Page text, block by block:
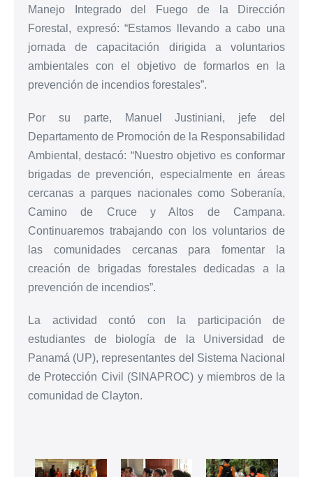
Manejo Integrado del Fuego de la Dirección
Forestal, expresó: “Estamos llevando a cabo una
jornada de capacitación dirigida a voluntarios
ambientales con el objetivo de formarlos en la
prevención de incendios forestales”.
Por su parte, Manuel Justiniani, jefe del
Departamento de Promoción de la Responsabilidad
Ambiental, destacó: “Nuestro objetivo es conformar
brigadas de prevención, especialmente en áreas
cercanas a parques nacionales como Soberanía,
Camino de Cruce y Altos de Campana.
Continuaremos trabajando con los voluntarios de
las comunidades cercanas para fomentar la
creación de brigadas forestales dedicadas a la
prevención de incendios”.
La actividad contó con la participación de
estudiantes de biología de la Universidad de
Panamá (UP), representantes del Sistema Nacional
de Protección Civil (SINAPROC) y miembros de la
comunidad de Clayton.